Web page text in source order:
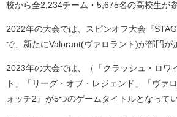
校から全2,234チーム・5,675名の高校生が参
2022年の大会では、スピンオフ大会『
で、新たにValorant(ヴァロラント)が部門が
2023年の大会では、（「クラッシュ・ロワ
ト」「リーグ・オブ・レジェンド」「ヴァ
ォッチ2』が5つのゲームタイトルとなってい